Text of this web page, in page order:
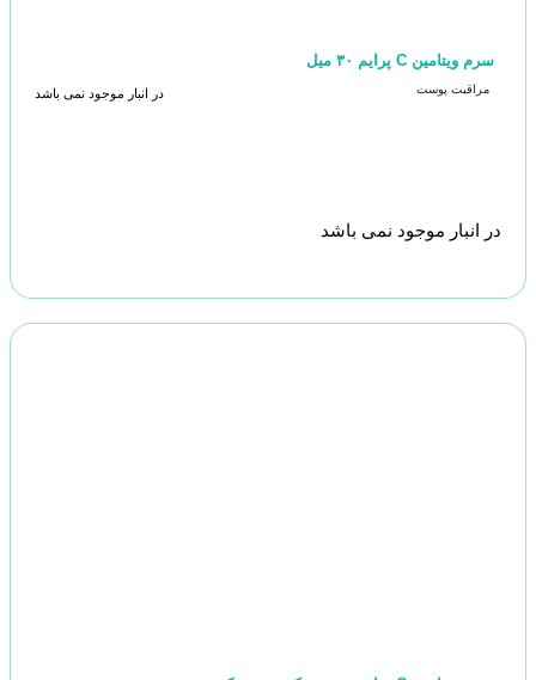
سرم ویتامین C پرایم ۳۰ میل
مراقبت پوست در انبار موجود نمی باشد
در انبار موجود نمی باشد